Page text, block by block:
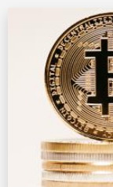
Quotazioni
Conto IG
Guru Monitor
Stagionalità
Altro